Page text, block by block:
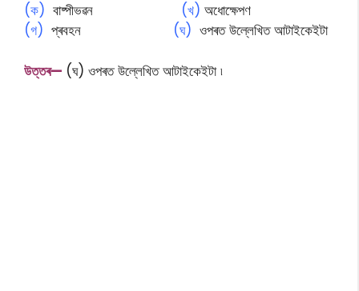
(ক) বাষ্পীভৱন (খ) অধোক্ষেপণ
(গ) প্ৰবহন (ঘ) ওপৰত উল্লেখিত আটাইকেইটা
উত্তৰ— (ঘ) ওপৰত উল্লেখিত আটাইকেইটা ৷